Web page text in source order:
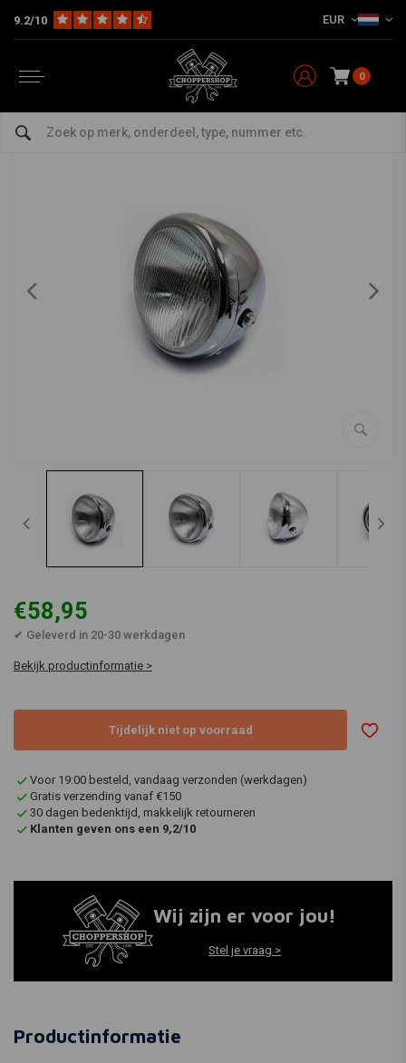
9.2/10 EUR
0
Multi-fit Verlichting 6.75" Chrome Classic Koplamp
6.75" Chrome Classic Koplamp
€58,95
✔ Geleverd in 20-30 werkdagen
Bekijk productinformatie >
Tijdelijk niet op voorraad
Voor 19:00 besteld, vandaag verzonden (werkdagen)
Gratis verzending vanaf €150
30 dagen bedenktijd, makkelijk retourneren
Klanten geven ons een 9,2/10
Wij zijn er voor jou!
Stel je vraag >
Productinformatie